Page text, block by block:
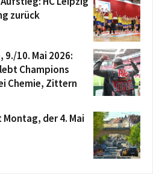
zurück
10. Mai 2026:
Champions
Chemie, Zittern
der 4. Mai